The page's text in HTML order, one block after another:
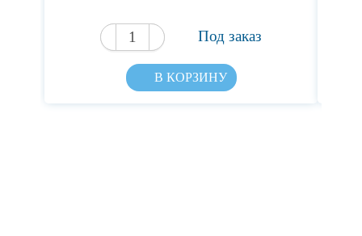
Под заказ
В КОРЗИНУ